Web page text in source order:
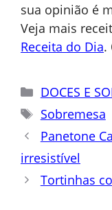
sua opinião é
Veja mais
Receita do Dia.
Categorias
DOCES E
Tags
Sobremesa
Panetone
irresistível
Tortinhas